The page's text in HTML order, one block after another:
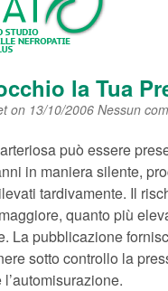
la Tua
on 13/10/2006 Nessun
può essere
in maniera silente,
tardivamente. Il
quanto più
La pubblicazione
sotto controllo la